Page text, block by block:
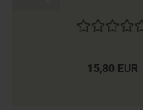
15,80 EUR